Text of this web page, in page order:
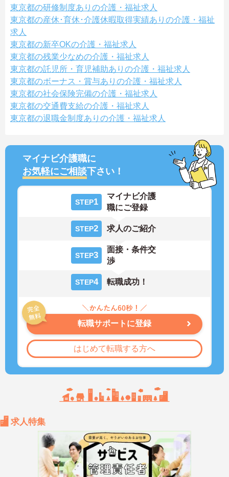
東京都の研修制度ありの介護・福祉求人
東京都の産休･育休･介護休暇取得実績ありの介護・福祉
求人
東京都の新卒OKの介護・福祉求人
東京都の残業少なめの介護・福祉求人
東京都の託児所・育児補助ありの介護・福祉求人
東京都のボーナス・賞与ありの介護・福祉求人
東京都の社会保険完備の介護・福祉求人
東京都の交通費支給の介護・福祉求人
東京都の退職金制度ありの介護・福祉求人
マイナビ介護職に
お気軽にご相談下さい！
STEP1
マイナビ介護
職にご登録
STEP2 求人のご紹介
STEP3
面接・条件交
渉
STEP4 転職成功！
転職サポートに登録
はじめて転職する方へ
求人特集